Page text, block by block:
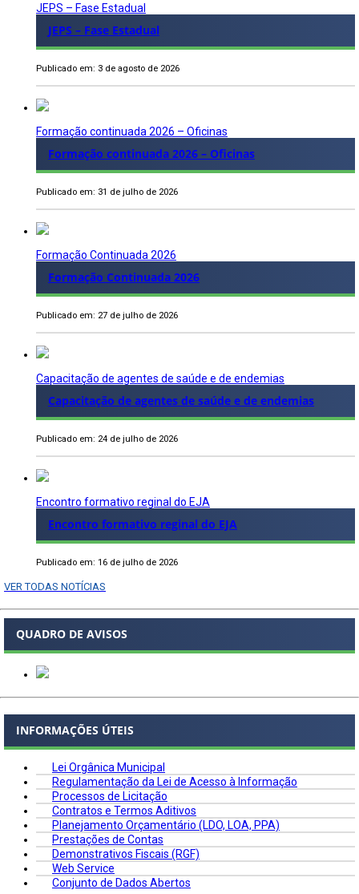
JEPS – Fase Estadual
JEPS – Fase Estadual
Publicado em: 3 de agosto de 2026
Formação continuada 2026 – Oficinas
Formação continuada 2026 – Oficinas
Publicado em: 31 de julho de 2026
Formação Continuada 2026
Formação Continuada 2026
Publicado em: 27 de julho de 2026
Capacitação de agentes de saúde e de endemias
Capacitação de agentes de saúde e de endemias
Publicado em: 24 de julho de 2026
Encontro formativo reginal do EJA
Encontro formativo reginal do EJA
Publicado em: 16 de julho de 2026
VER TODAS NOTÍCIAS
QUADRO DE AVISOS
INFORMAÇÕES ÚTEIS
Lei Orgânica Municipal
Regulamentação da Lei de Acesso à Informação
Processos de Licitação
Contratos e Termos Aditivos
Planejamento Orçamentário (LDO, LOA, PPA)
Prestações de Contas
Demonstrativos Fiscais (RGF)
Web Service
Conjunto de Dados Abertos